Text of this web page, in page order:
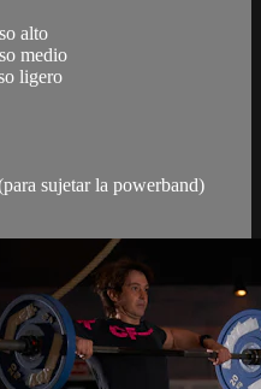
alto
medio
ligero
sujetar la powerband)